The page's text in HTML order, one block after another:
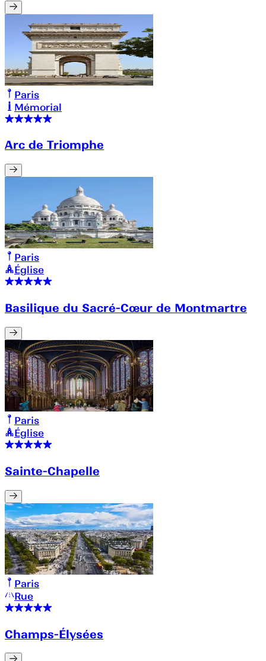
Paris
Mémorial
Arc de Triomphe
Paris
Église
Basilique du Sacré-Cœur de Montmartre
Paris
Église
Sainte-Chapelle
Paris
Rue
Champs-Élysées